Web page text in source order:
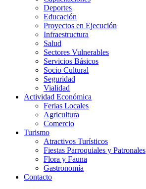
Deportes
Educación
Proyectos en Ejecución
Infraestructura
Salud
Sectores Vulnerables
Servicios Básicos
Socio Cultural
Seguridad
Vialidad
Actividad Económica
Ferias Locales
Agricultura
Comercio
Turismo
Atractivos Turísticos
Fiestas Parroquiales y Patronales
Flora y Fauna
Gastronomía
Contacto